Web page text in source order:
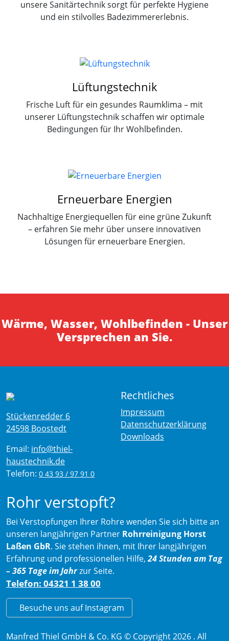
unsere Sanitärtechnik sorgt für perfekte Hygiene
und ein stilvolles Badezimmererlebnis.
Lüftungstechnik
Frische Luft für ein gesundes Raumklima – mit
unserer Lüftungstechnik schaffen wir optimale
Bedingungen für Ihr Wohlbefinden.
Erneuerbare Energien
Nachhaltige Energiequellen für eine grüne Zukunft
– erfahren Sie mehr über unsere innovativen
Lösungen für erneuerbare Energien.
Wärme, Wasser, Wohlbefinden - Unser
Versprechen an Sie.
Stückenredder 6
24598 Boostedt
Email: info@thiel-
haustechnik.de
Telefon: 0 43 93 / 97 91 0
Rechtliches
Impressum
Datenschutzerklärung
Downloads
Rohr verstopft?
Bei Verstopfungen Ihrer Rohre wenden Sie sich bitte an
unseren langjährigen Partner Rohrreinigung Horst
Laßen GbR. Sie stehen ihnen, mit Ihrer langjährigen
Erfahrung und professionellen Hilfe, 24 Stunden am Tag
– 365 Tage im Jahrzur Seite.
Telefon: 04321 1 38 00
Besuche uns auf Instagram
Manfred Thiel GmbH & Co. KG © Copyright 2026 . All